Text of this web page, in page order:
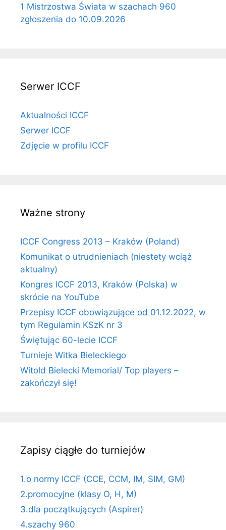
1 Mistrzostwa Świata w szachach 960
zgłoszenia do 10.09.2026
Serwer ICCF
Aktualności ICCF
Serwer ICCF
Zdjęcie w profilu ICCF
Ważne strony
ICCF Congress 2013 – Kraków (Poland)
Komunikat o utrudnieniach (niestety wciąż
aktualny)
Kongres ICCF 2013, Kraków (Polska) w
skrócie na YouTube
Przepisy ICCF obowiązujące od 01.12.2022, w
tym Regulamin KSzK nr 3
Świętując 60-lecie ICCF
Turnieje Witka Bieleckiego
Witold Bielecki Memorial/ Top players –
zakończył się!
Zapisy ciągłe do turniejów
1.o normy ICCF (CCE, CCM, IM, SIM, GM)
2.promocyjne (klasy O, H, M)
3.dla początkujących (Aspirer)
4.szachy 960